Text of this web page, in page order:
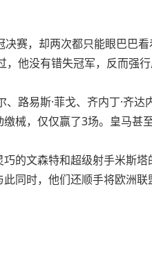
赛，却两次都只能眼巴巴
他没有错失冠军，反而强
路易斯·菲戈、齐内丁·齐达
械，仅仅赢了3场。皇马甚
巧的文森特和超级射手米斯
同时，他们还顺手将欧洲